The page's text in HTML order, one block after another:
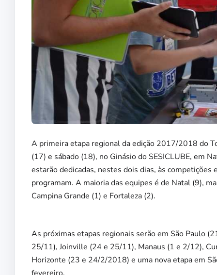
A primeira etapa regional da edição 2017/2018 do
(17) e sábado (18), no Ginásio do SESICLUBE, em
estarão dedicadas, nestes dois dias, às
programam. A maioria das equipes é de Natal (9),
Campina Grande (1) e Fortaleza (2).
As próximas etapas regionais serão em São Paulo
25/11), Joinville (24 e 25/11), Manaus (1 e 2/12),
Horizonte (23 e 24/2/2018) e uma nova etapa em